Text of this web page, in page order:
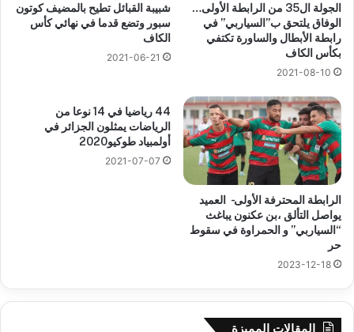
الجولة ال35 من الرابطة الأولى…
الوفاق يلتحق ب”السياربي” في
رابطة الأبطال والساورة تكتفي
بكأس الكاف
2021-08-10
شبيبة القبائل تطيح بالمضيف كوتون
سبور وتضع قدما في نهائي كأس
الكاف
2021-06-21
الرابطة المحترفة الأولى- العميد
يواصل التألق ،بن عكنون يباغث
“السياربي” و الحمراوة في سقوط
حر
2023-12-18
44 رياضيا في 14 نوعا من
الرياضات يمثلون الجزائر في
أولمبياد طوكيو2020
2021-07-07
المقالات المميزة